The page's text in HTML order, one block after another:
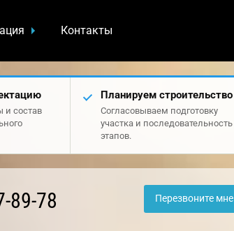
Контакты
и состав
Планируем строительство
Согласовываем подготовку
участка и последовательность
этапов.
89-78 Перезвоните мне